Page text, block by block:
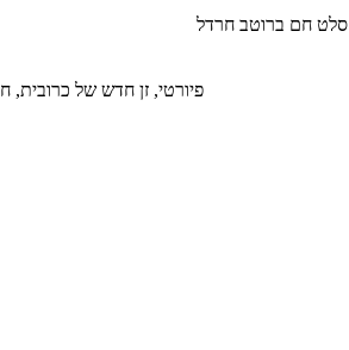
סלט חם ברוטב חרדל
פיורטי, זן חדש של כרובית, חברה לה